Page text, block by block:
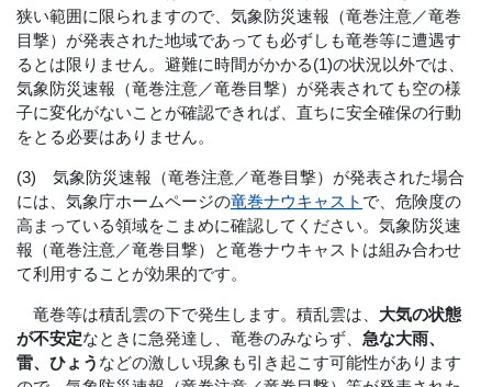
狭い範囲に限られますので、気象防災速報（竜巻注意／竜巻
目撃）が発表された地域であっても必ずしも竜巻等に遭遇す
るとは限りません。避難に時間がかかる(1)の状況以外では、
気象防災速報（竜巻注意／竜巻目撃）が発表されても空の様
子に変化がないことが確認できれば、直ちに安全確保の行動
をとる必要はありません。
(3) 気象防災速報（竜巻注意／竜巻目撃）が発表された場合
には、気象庁ホームページの竜巻ナウキャスト で、危険度の
高まっている領域をこまめに確認してください。気象防災速
報（竜巻注意／竜巻目撃）と竜巻ナウキャストは組み合わせ
て利用することが効果的です。
竜巻等は積乱雲の下で発生します。積乱雲は、 大気の状態
が不安定なときに急発達し、竜巻のみならず、 急な大雨、
雷、ひょう などの激しい現象も引き起こす可能性があります